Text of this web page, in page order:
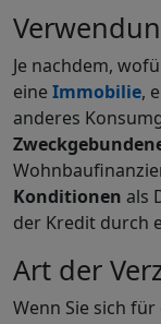
Je nachdem,
eine Immobilie,
anderes
Konditionen als
der Kredit durch
Art der
Wenn Sie sich für